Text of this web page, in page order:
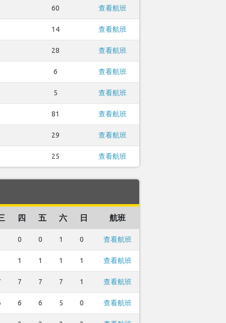
60 查看航班
14 查看航班
28 查看航班
6 查看航班
5 查看航班
81 查看航班
29 查看航班
25 查看航班
四 五 六 日 航班
0 0 1 0 查看航班
1 1 1 1 查看航班
7 7 7 1 查看航班
6 6 5 0 查看航班